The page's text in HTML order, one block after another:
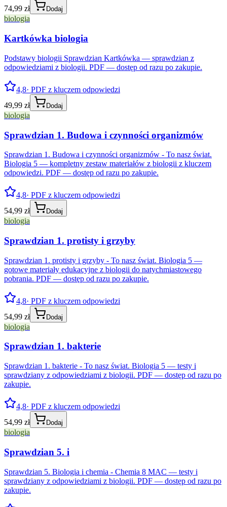
74,99 zł
Dodaj
biologia
Kartkówka biologia
Podstawy biologii Sprawdzian Kartkówka — sprawdzian z
odpowiedziami z biologii. PDF — dostęp od razu po zakupie.
4,8· PDF z kluczem odpowiedzi
49,99 zł
Dodaj
biologia
Sprawdzian 1. Budowa i czynności organizmów
Sprawdzian 1. Budowa i czynności organizmów - To nasz świat.
Biologia 5 — kompletny zestaw materiałów z biologii z kluczem
odpowiedzi. PDF — dostęp od razu po zakupie.
4,8· PDF z kluczem odpowiedzi
54,99 zł
Dodaj
biologia
Sprawdzian 1. protisty i grzyby
Sprawdzian 1. protisty i grzyby - To nasz świat. Biologia 5 —
gotowe materiały edukacyjne z biologii do natychmiastowego
pobrania. PDF — dostęp od razu po zakupie.
4,8· PDF z kluczem odpowiedzi
54,99 zł
Dodaj
biologia
Sprawdzian 1. bakterie
Sprawdzian 1. bakterie - To nasz świat. Biologia 5 — testy i
sprawdziany z odpowiedziami z biologii. PDF — dostęp od razu po
zakupie.
4,8· PDF z kluczem odpowiedzi
54,99 zł
Dodaj
biologia
Sprawdzian 5. i
Sprawdzian 5. Biologia i chemia - Chemia 8 MAC — testy i
sprawdziany z odpowiedziami z biologii. PDF — dostęp od razu po
zakupie.